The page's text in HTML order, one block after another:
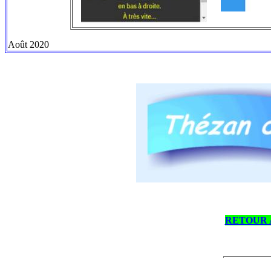
Août 2020
RETOUR